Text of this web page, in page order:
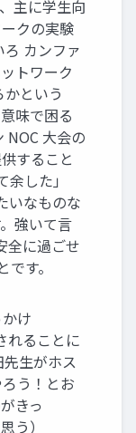
主に学生向
クの実験
カンファ
トワーク
という
味で困る
NOC 大会の
すること
した」
いなものな
強いて言
全に過ごせ
す。
け
れることに
生がホス
う！とお
きっ
う）